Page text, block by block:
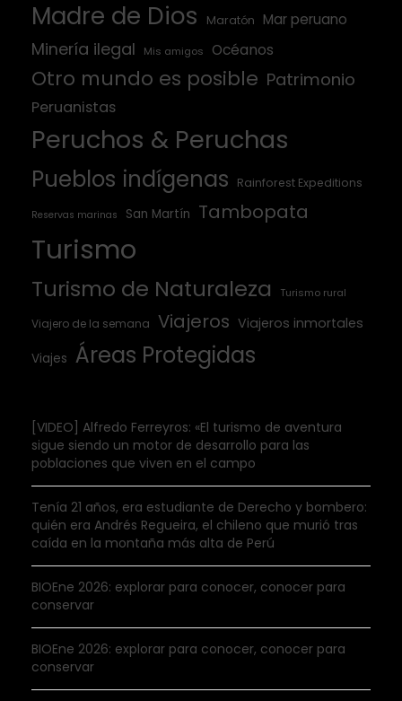
Madre de Dios Maratón Mar peruano
Minería ilegal Mis amigos Océanos
Otro mundo es posible Patrimonio
Peruanistas
Peruchos & Peruchas
Pueblos indígenas Rainforest Expeditions
Reservas marinas San Martín Tambopata
Turismo
Turismo de Naturaleza Turismo rural
Viajero de la semana Viajeros Viajeros inmortales
Viajes Áreas Protegidas
[VIDEO] Alfredo Ferreyros: «El turismo de aventura
sigue siendo un motor de desarrollo para las
poblaciones que viven en el campo
Tenía 21 años, era estudiante de Derecho y bombero:
quién era Andrés Regueira, el chileno que murió tras
caída en la montaña más alta de Perú
BIOEne 2026: explorar para conocer, conocer para
conservar
BIOEne 2026: explorar para conocer, conocer para
conservar